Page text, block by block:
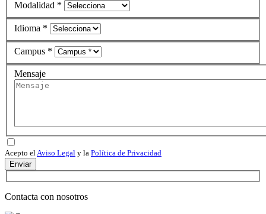
Modalidad *
Idioma *
Campus *
Mensaje
Acepto elAviso Legal y la Política de Privacidad
Enviar
Contacta con nosotros